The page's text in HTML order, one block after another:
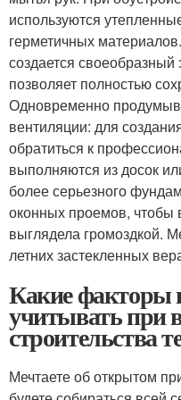
используются
герметичных
создается
позволяет полностью
Одновременно
вентиляции: для
обратиться к
выполняются из досок
более серьезного
оконных проемов, чтобы
выглядела громоздкой.
летних застекленных
Какие факторы
учитывать при
строительства
Мечтаете об открытом